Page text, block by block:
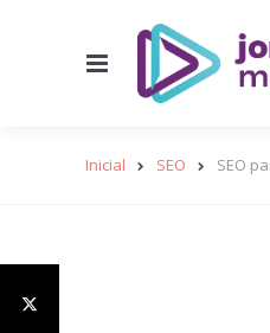
Inicial SEO SEO